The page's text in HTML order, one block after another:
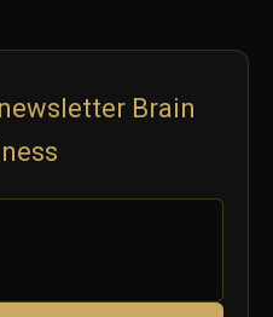
Brain